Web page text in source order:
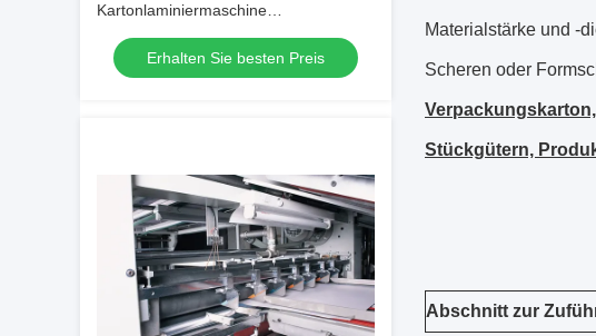
Kartonlaminiermaschine
Vollautomatischer Laminator
Erhalten Sie besten Preis
Materialstärke und -
Scheren oder
Stückgütern,
Abschnitt zur